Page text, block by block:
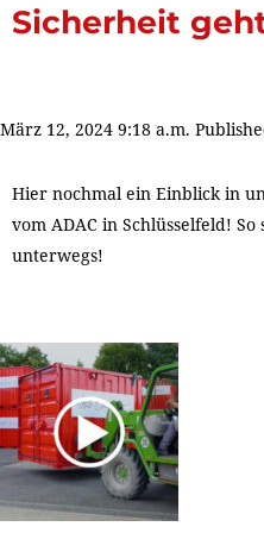
Sicherheit
März 12, 2024 9:18 a.m.
Hier nochmal ein Einblick in
vom ADAC in Schlüsselfeld!
unterwegs!